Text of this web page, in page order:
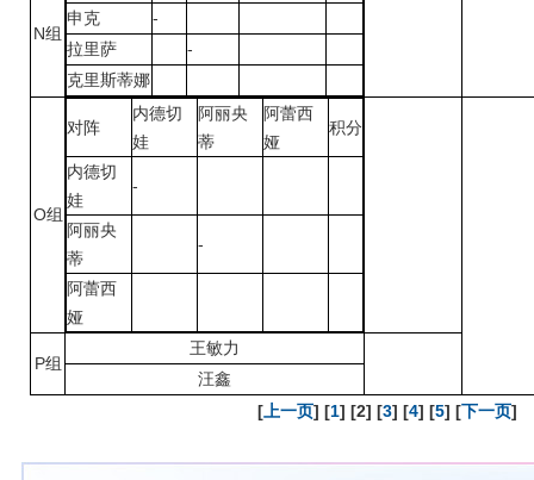
N组
申克
-
拉里萨
-
克里斯蒂娜
O组
对阵
内德切
娃
阿丽央
蒂
阿蕾西
娅
积分
内德切
娃
-
阿丽央
蒂
-
阿蕾西
娅
P组
王敏力
汪鑫
[ 上一页] [1] [2] [3] [4] [5] [下一页]